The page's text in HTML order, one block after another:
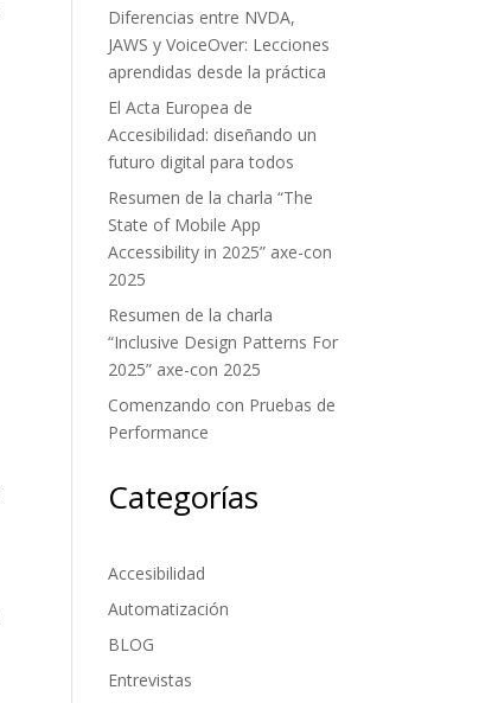
Diferencias entre NVDA,
JAWS y VoiceOver: Lecciones
aprendidas desde la práctica
El Acta Europea de
Accesibilidad: diseñando un
futuro digital para todos
Resumen de la charla “The
State of Mobile App
Accessibility in 2025” axe-con
2025
Resumen de la charla
“Inclusive Design Patterns For
2025” axe-con 2025
Comenzando con Pruebas de
Performance
Categorías
Accesibilidad
Automatización
BLOG
Entrevistas